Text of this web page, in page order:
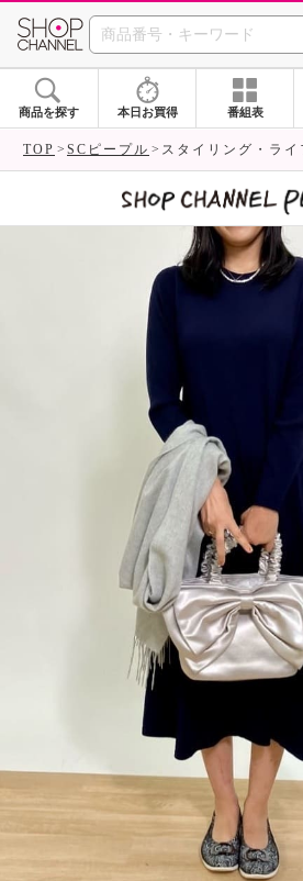
SHOP
商品を探す 本日お買得 番組表
TOP SCピープル スタイリング・ライ